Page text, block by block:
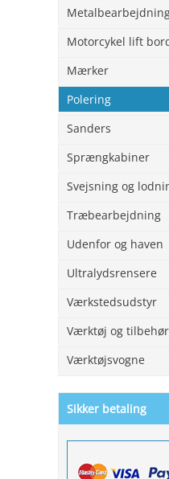
Motorcykel lift
Mærker
Polering
Sanders
Sprængkabiner
Svejsning og
Træbearbejdning
Udenfor og haven
Ultralydsrensere
Værkstedsudstyr
Værktøj og tilbehør
Værktøjsvogne
Sikker betaling